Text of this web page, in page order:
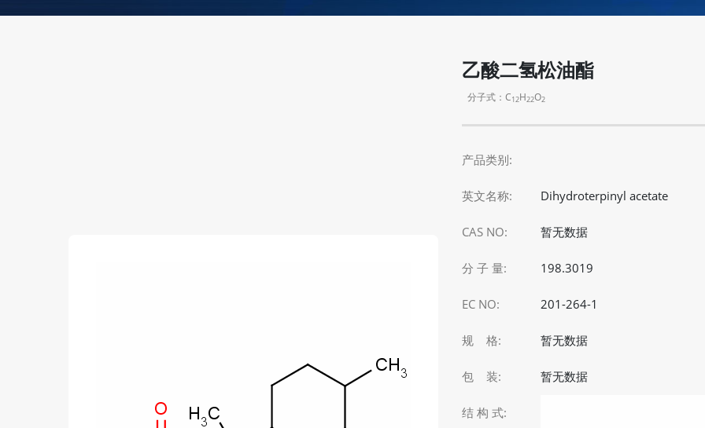
乙酸二氢松油酯
分子式：C12H22O2
产品类别:
英文名称: Dihydroterpinyl acetate
CAS NO: 暂无数据
分 子 量: 198.3019
EC NO: 201-264-1
规 格: 暂无数据
包 装: 暂无数据
结 构 式: